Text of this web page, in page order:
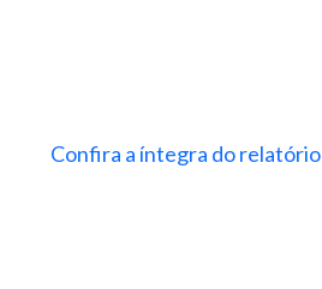
Confira a íntegra do relatório